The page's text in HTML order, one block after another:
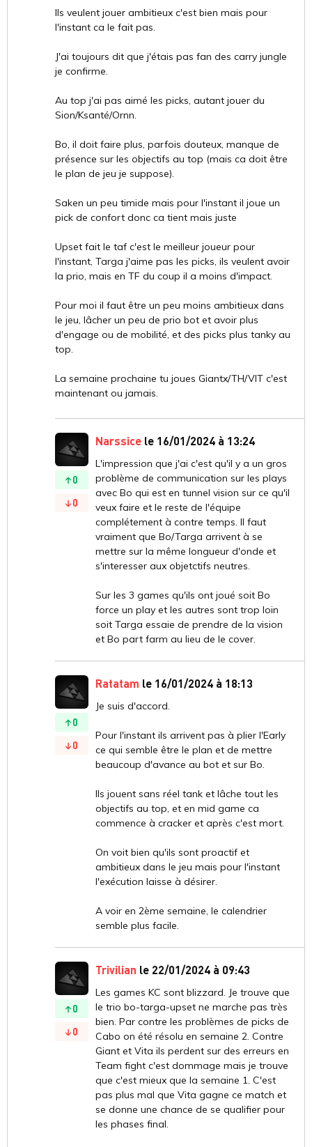
Ils veulent jouer ambitieux c'est bien mais pour
l'instant ca le fait pas.
J'ai toujours dit que j'étais pas fan des carry jungle
je confirme.
Au top j'ai pas aimé les picks, autant jouer du
Sion/Ksanté/Ornn.
Bo, il doit faire plus, parfois douteux, manque de
présence sur les objectifs au top (mais ca doit être
le plan de jeu je suppose).
Saken un peu timide mais pour l'instant il joue un
pick de confort donc ca tient mais juste
Upset fait le taf c'est le meilleur joueur pour
l'instant, Targa j'aime pas les picks, ils veulent avoir
la prio, mais en TF du coup il a moins d'impact.
Pour moi il faut être un peu moins ambitieux dans
le jeu, lâcher un peu de prio bot et avoir plus
d'engage ou de mobilité, et des picks plus tanky au
top.
La semaine prochaine tu joues Giantx/TH/VIT c'est
maintenant ou jamais.
0
0
Narssice le 16/01/2024 à 13:24
L'impression que j'ai c'est qu'il y a un gros
problème de communication sur les plays
avec Bo qui est en tunnel vision sur ce qu'il
veux faire et le reste de l'équipe
complétement à contre temps. Il faut
vraiment que Bo/Targa arrivent à se
mettre sur la même longueur d'onde et
s'interesser aux objetctifs neutres.
Sur les 3 games qu'ils ont joué soit Bo
force un play et les autres sont trop loin
soit Targa essaie de prendre de la vision
et Bo part farm au lieu de le cover.
0
0
Ratatam le 16/01/2024 à 18:13
Je suis d'accord.
Pour l'instant ils arrivent pas à plier l'Early
ce qui semble être le plan et de mettre
beaucoup d'avance au bot et sur Bo.
Ils jouent sans réel tank et lâche tout les
objectifs au top, et en mid game ca
commence à cracker et après c'est mort.
On voit bien qu'ils sont proactif et
ambitieux dans le jeu mais pour l'instant
l'exécution laisse à désirer.
A voir en 2ème semaine, le calendrier
semble plus facile.
0
0
Trivilian le 22/01/2024 à 09:43
Les games KC sont blizzard. Je trouve que
le trio bo-targa-upset ne marche pas très
bien. Par contre les problèmes de picks de
Cabo on été résolu en semaine 2. Contre
Giant et Vita ils perdent sur des erreurs en
Team fight c'est dommage mais je trouve
que c'est mieux que la semaine 1. C'est
pas plus mal que Vita gagne ce match et
se donne une chance de se qualifier pour
les phases final.